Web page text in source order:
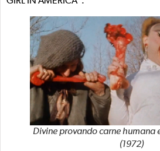
Divine provando carne humana
(1972)